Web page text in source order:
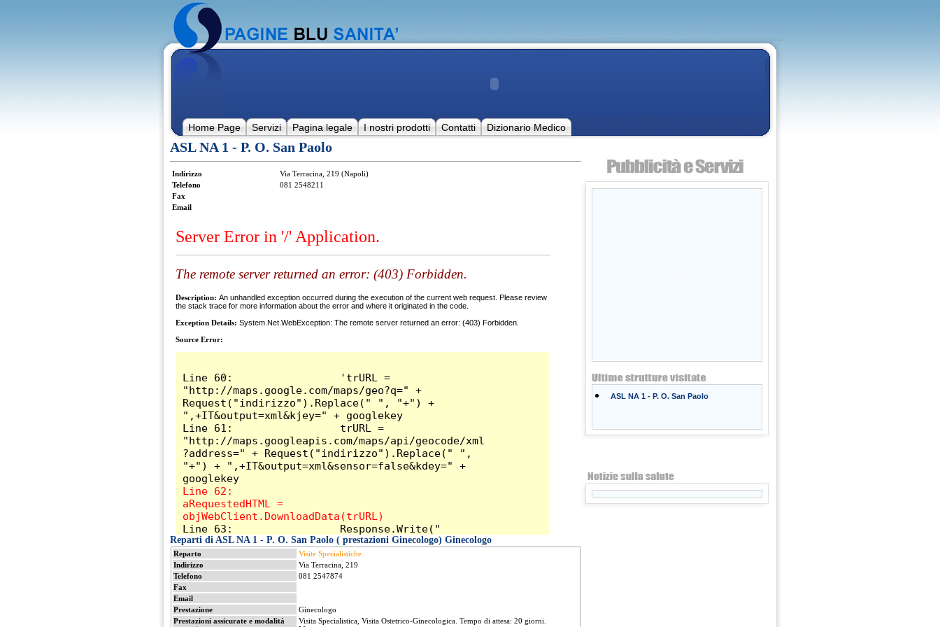
Home Page Servizi Pagina legale I nostri prodotti Contatti Dizionario Medico
ASL NA 1 - P. O. San Paolo
Indirizzo
Via Terracina, 219 (Napoli)
Telefono
081 2548211
Fax
Email
Reparti di ASL NA 1 - P. O. San Paolo ( prestazioni Ginecologo) Ginecologo
Reparto
Visite Specialistiche
Indirizzo
Via Terracina, 219
Telefono
081 2547874
Fax
Email
Prestazione
Ginecologo
Prestazioni assicurate e modalità
Visita Specialistica, Visita Ostetrico-Ginecologica. Tempo di attesa: 20 giorni.
ASL NA 1 - P. O. San Paolo